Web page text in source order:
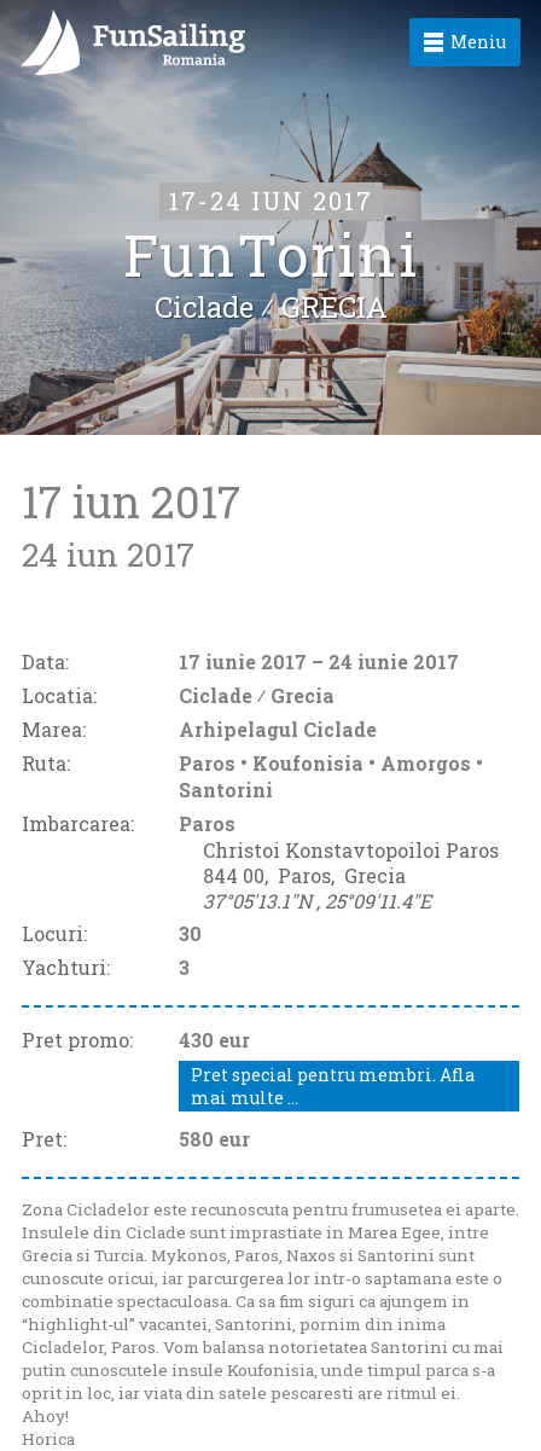
Meniu
17-24 IUN 2017
FunTorini
Ciclade ⁄GRECIA
17 iun 2017
24 iun 2017
Data: 17 iunie 2017 – 24 iunie 2017
Locatia:
Ciclade ⁄ Grecia
Marea:
Arhipelagul Ciclade
Ruta:
Paros • Koufonisia • Amorgos •
Santorini
Imbarcarea:
Paros
Christoi Konstavtopoiloi Paros
844 00‚ Paros‚ Grecia
37°05'13.1"N ‚ 25°09'11.4"E
Locuri:
30
Yachturi:
3
Pret promo: 430 eur
Pret special pentru membri. Afla
mai multe ...
Pret: 580 eur
Zona Cicladelor este recunoscuta pentru frumusetea ei aparte.
Insulele din Ciclade sunt imprastiate in Marea Egee, intre
Grecia si Turcia. Mykonos, Paros, Naxos si Santorini sunt
cunoscute oricui, iar parcurgerea lor intr-o saptamana este o
combinatie spectaculoasa. Ca sa fim siguri ca ajungem in
“highlight-ul” vacantei, Santorini, pornim din inima
Cicladelor, Paros. Vom balansa notorietatea Santorini cu mai
putin cunoscutele insule Koufonisia, unde timpul parca s-a
oprit in loc, iar viata din satele pescaresti are ritmul ei.
Ahoy!
Horica